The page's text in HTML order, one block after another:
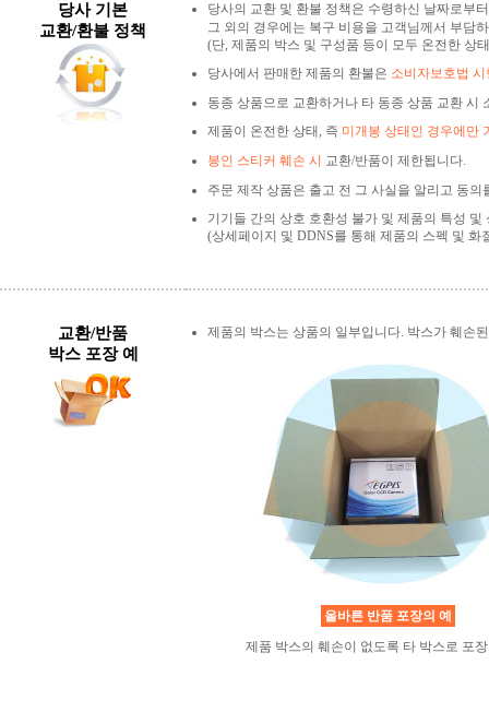
당사 기본
교환/환불 정책
당사의 교환 및 환불 정책은 수령하신 날짜로부
그 외의 경우에는 복구 비용을 고객님께서 부담
(단, 제품의 박스 및 구성품 등이 모두 온전한 상
당사에서 판매한 제품의 환불은 소비자보호법 시
동종 상품으로 교환하거나 타 동종 상품 교환 시
제품이 온전한 상태, 즉 미개봉 상태인 경우에만
봉인 스티커 훼손 시
교환/반품이 제한됩니다.
주문 제작 상품은 출고 전 그 사실을 알리고 동
기기들 간의 상호 호환성 불가 및 제품의 특성
(상세페이지 및 DDNS를 통해 제품의 스펙 및 화
교환/반품
박스 포장 예
제품의 박스는 상품의 일부입니다. 박스가 훼손
올바른 반품 포장의 예
제품 박스의 훼손이 없도록 타 박스로 포